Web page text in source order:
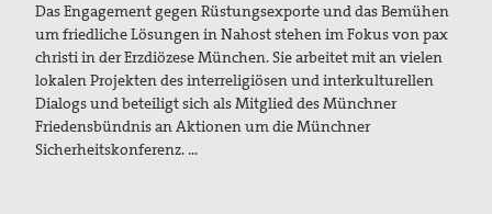
Das Engagement gegen Rüstungsexporte und das Bemühen
um friedliche Lösungen in Nahost stehen im Fokus von pax
christi in der Erzdiözese München. Sie arbeitet mit an vielen
lokalen Projekten des interreligiösen und interkulturellen
Dialogs und beteiligt sich als Mitglied des Münchner
Friedensbündnis an Aktionen um die Münchner
Sicherheitskonferenz. …